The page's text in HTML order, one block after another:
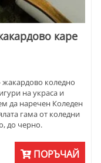
каре
жакардово коледно
на украса и
да наречен Коледен
гама от коледни
до черно.
с това
на карето 100 х 100
и полиестер.ПОРЪЧАЙ